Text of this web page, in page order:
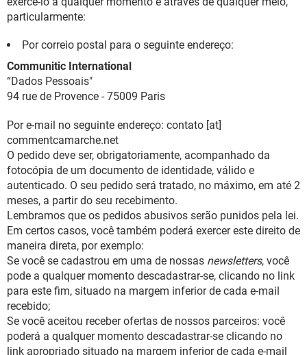
particularmente:
Por correio postal para o seguinte endereço:
Communitic International
“Dados Pessoais"
94 rue de Provence - 75009 Paris
Por e-mail no seguinte endereço: contato [at]
commentcamarche.net
O pedido deve ser, obrigatoriamente, acompanhado da
fotocópia de um documento de identidade, válido e
autenticado. O seu pedido será tratado, no máximo, em até 2
meses, a partir do seu recebimento.
Lembramos que os pedidos abusivos serão punidos pela lei.
Em certos casos, você também poderá exercer este direito de
maneira direta, por exemplo:
Se você se cadastrou em uma de nossas newsletters, você
pode a qualquer momento descadastrar-se, clicando no link
para este fim, situado na margem inferior de cada e-mail
recebido;
Se você aceitou receber ofertas de nossos parceiros: você
poderá a qualquer momento descadastrar-se clicando no
link apropriado situado na margem inferior de cada e-mail